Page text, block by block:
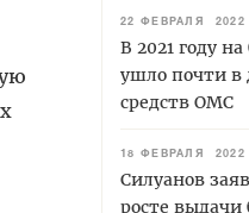
22 ФЕВРАЛЯ 2022
В 2021 году на
ушло почти в
средств ОМС
18 ФЕВРАЛЯ 2022
Силуанов
росте